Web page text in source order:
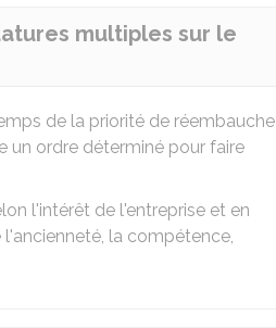
multiples sur le
de la priorité de réembauche
un ordre déterminé pour faire
l'intérêt de l'entreprise et en
la compétence,